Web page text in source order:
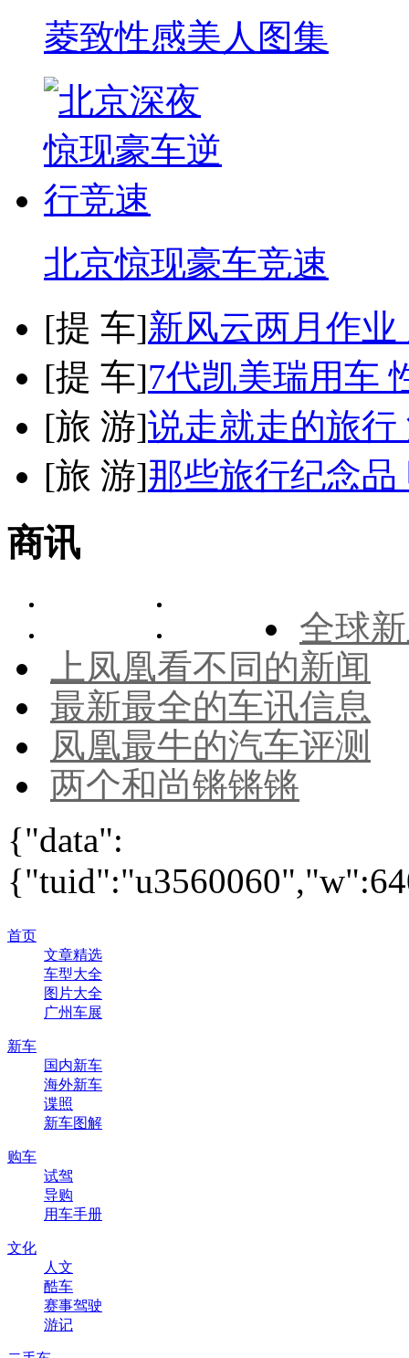
菱致性感美人图集
北京惊现豪车竞速
[提 车]新风云两月作
[提 车]7代凯美瑞用车
[旅 游]说走就走的旅
[旅 游]那些旅行纪念
商讯
全球
上凤凰看不同的新闻
最新最全的车讯信息
凤凰最牛的汽车评测
两个和尚锵锵锵
{"data":
首页
文章精选
车型大全
图片大全
广州车展
新车
国内新车
海外新车
谍照
新车图解
购车
试驾
导购
用车手册
文化
人文
酷车
赛事驾驶
游记